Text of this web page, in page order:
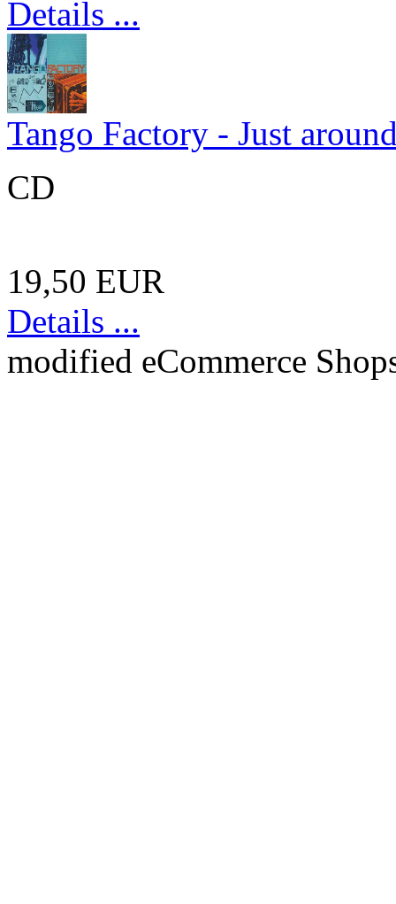
Details ...
Tango Factory - Just
CD
19,50 EUR
Details ...
modified eCommerce